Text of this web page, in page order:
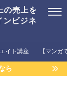
の売上を
ンビジネ
イト講座 【マン
ら